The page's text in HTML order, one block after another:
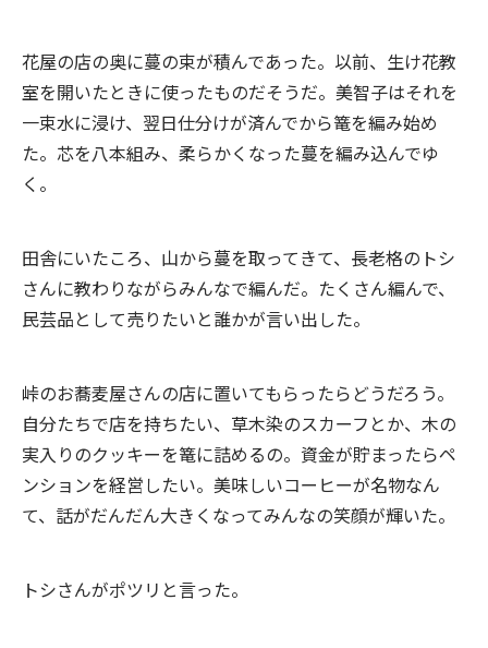
花屋の店の奥に蔓の束が積んであった。以前、生け花教
室を開いたときに使ったものだそうだ。美智子はそれを
一束水に浸け、翌日仕分けが済んでから篭を編み始め
た。芯を八本組み、柔らかくなった蔓を編み込んでゆ
く。
田舎にいたころ、山から蔓を取ってきて、長老格のトシ
さんに教わりながらみんなで編んだ。たくさん編んで、
民芸品として売りたいと誰かが言い出した。
峠のお蕎麦屋さんの店に置いてもらったらどうだろう。
自分たちで店を持ちたい、草木染のスカーフとか、木の
実入りのクッキーを篭に詰めるの。資金が貯まったらペ
ンションを経営したい。美味しいコーヒーが名物なん
て、話がだんだん大きくなってみんなの笑顔が輝いた。
トシさんがポツリと言った。